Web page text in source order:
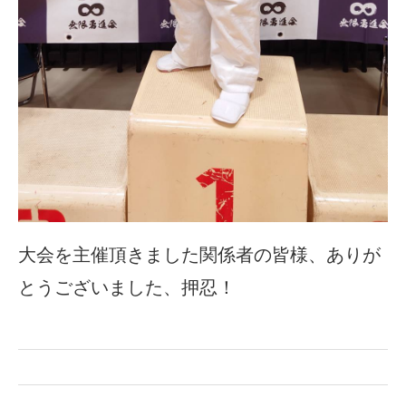
大会を主催頂きました関係者の皆様、ありが
とうございました、押忍！